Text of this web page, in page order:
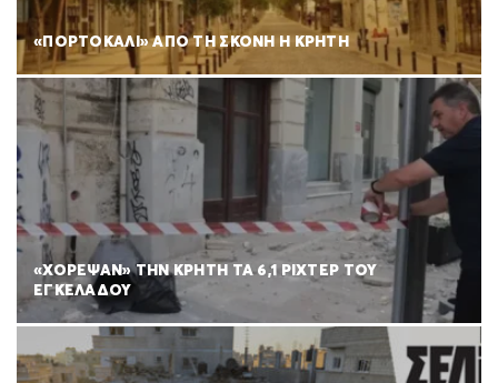
«ΠΟΡΤΟΚΑΛΙ» ΑΠΟ ΤΗ ΣΚΟΝΗ Η ΚΡΗΤΗ
«ΧΟΡΕΨΑΝ» ΤΗΝ ΚΡΗΤΗ ΤΑ 6,1 ΡΙΧΤΕΡ ΤΟΥ
ΕΓΚΕΛΑΔΟΥ